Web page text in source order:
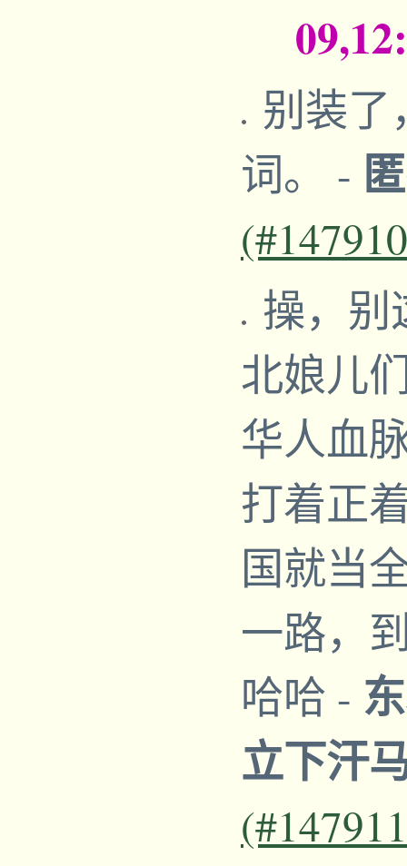
别装了
词。 -
操，别
北娘儿
华人血
打着正
国就当
一路，
哈哈 -
立下汗